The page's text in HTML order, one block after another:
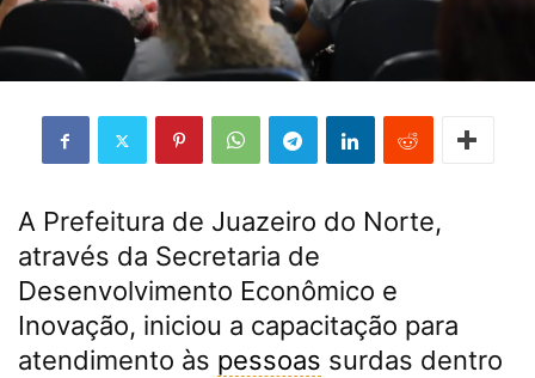
A Prefeitura de Juazeiro do Norte,
através da Secretaria de
Desenvolvimento Econômico e
Inovação, iniciou a capacitação para
atendimento às pessoas surdas dentro